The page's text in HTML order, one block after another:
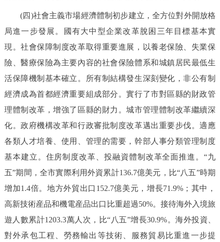
(四)社會主義市場經濟體制初步建立，全方位對外開放格
局進一步發展。國有大中型企業改革脫困三年目標基本實
現。社會保障制度改革取得重要進展，以養老保險、失業保
險、醫療保險為主要內容的社會保險體系和城鎮居民最低生
活保障機制基本確立。所有制結構發生深刻變化，非公有制
經濟成為首都經濟重要組成部分。實行了市對區縣的財政管
理體制改革，增強了區縣的財力。城市管理體制改革繼續深
化。政府機構改革和行政審批制度改革邁出重要步伐。適應
各類人才培養、使用、管理的需要，幹部人事分類管理制度
基本建立。住房制度改革、投融資體制改革全面推進。“九
五”期間，全市實際利用外資累計136.7億美元，比“八五”時期
增加1.4倍。地方外貿出口152.7億美元，增長71.9%；其中，
高新技術産品和機電産品出口比重超過50%。接待海外入境旅
遊人數累計1203.3萬人次，比“八五”增長30.9%。海外投資、
對外承包工程、勞務輸出等技術、服務貿易比重進一步提